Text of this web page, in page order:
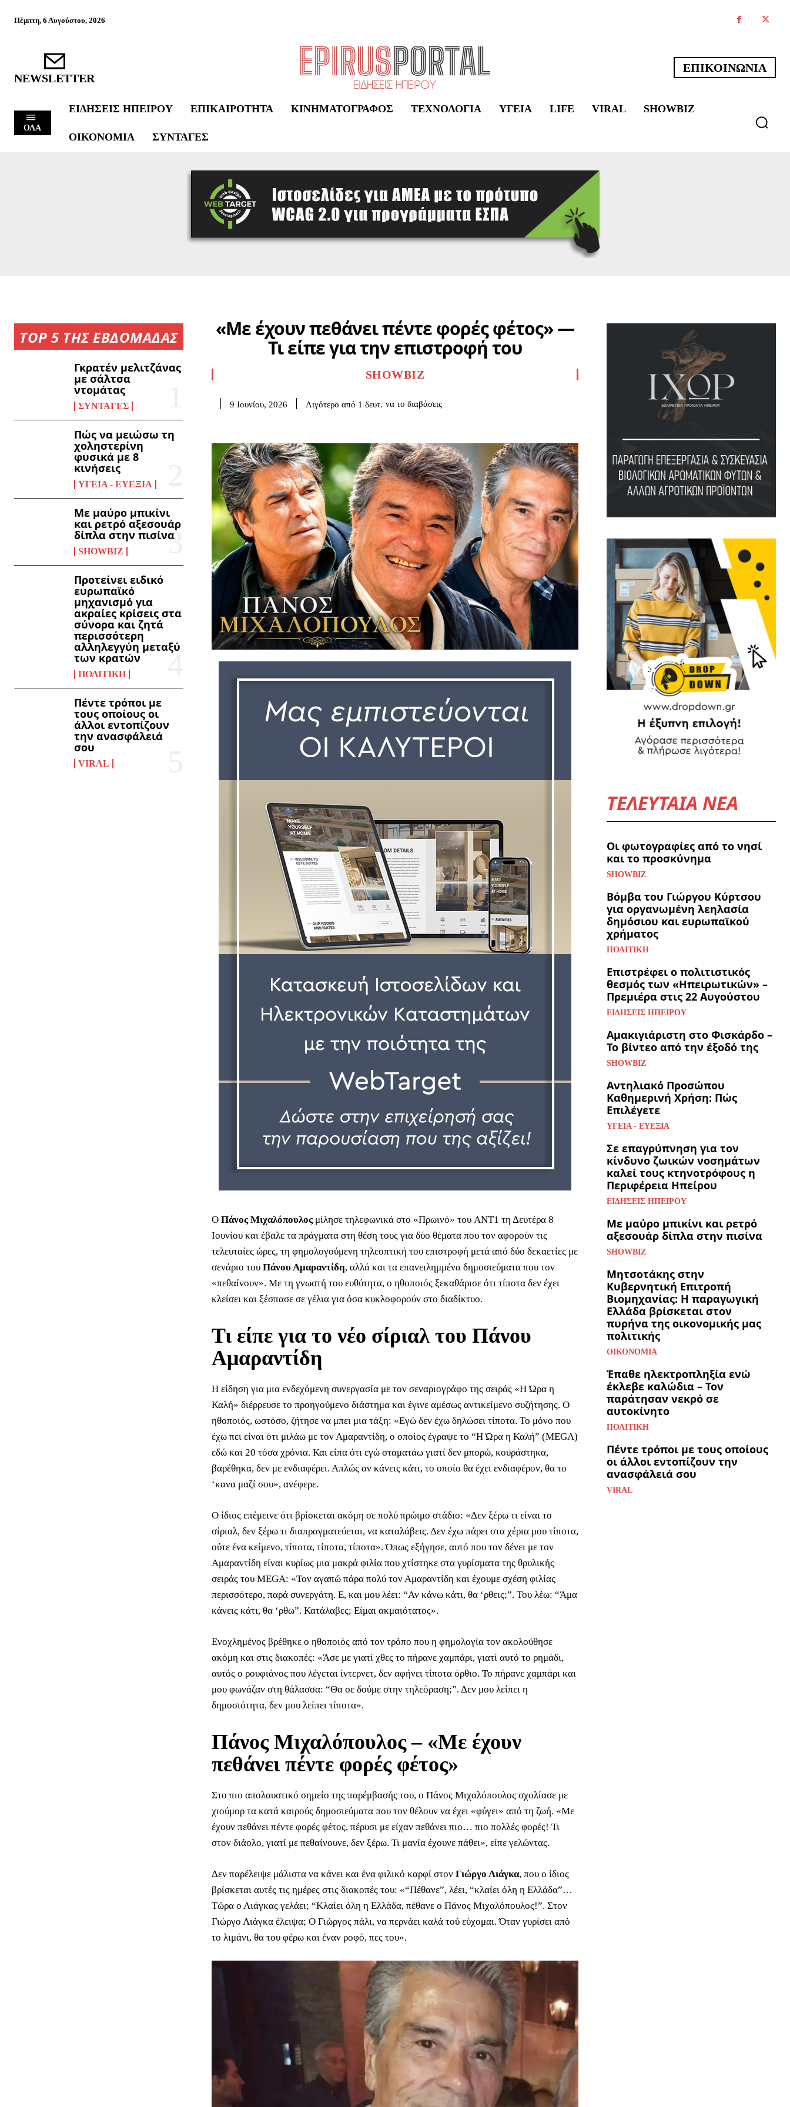
Πέμπτη, 6 Αυγούστου, 2026
NEWSLETTER
ΕΠΙΚΟΙΝΩΝΙΑ
ΟΛΑ
ΕΙΔΉΣΕΙΣ ΗΠΕΊΡΟΥ ΕΠΙΚΑΙΡΌΤΗΤΑ ΚΙΝΗΜΑΤΟΓΡΆΦΟΣ ΤΕΧΝΟΛΟΓΊΑ ΥΓΕΊΑ LIFE VIRAL SHOWBIZ
ΟΙΚΟΝΟΜΊΑ ΣΥΝΤΑΓΈΣ
TOP 5 ΤΗΣ ΕΒΔΟΜΑΔΑΣ
Γκρατέν μελιτζάνας
με σάλτσα
ντομάτας
ΣΥΝΤΑΓΈΣ
Πώς να μειώσω τη
χοληστερίνη
φυσικά με 8
κινήσεις
ΥΓΕΊΑ - ΕΥΕΞΊΑ
Με μαύρο μπικίνι
και ρετρό αξεσουάρ
δίπλα στην πισίνα
SHOWBIZ
Προτείνει ειδικό
ευρωπαϊκό
μηχανισμό για
ακραίες κρίσεις στα
σύνορα και ζητά
περισσότερη
αλληλεγγύη μεταξύ
των κρατών
ΠΟΛΙΤΙΚΉ
Πέντε τρόποι με
τους οποίους οι
άλλοι εντοπίζουν
την ανασφάλειά
σου
VIRAL
«Με έχουν πεθάνει πέντε φορές φέτος» —
Τι είπε για την επιστροφή του
SHOWBIZ
9 Ιουνίου, 2026 Λιγότερο από 1 δευτ. να το διαβάσεις
Ο Πάνος Μιχαλόπουλος μίλησε τηλεφωνικά στο «Πρωινό» του ANT1 τη Δευτέρα 8
Ιουνίου και έβαλε τα πράγματα στη θέση τους για δύο θέματα που τον αφορούν τις
τελευταίες ώρες, τη φημολογούμενη τηλεοπτική του επιστροφή μετά από δύο δεκαετίες με
σενάριο του Πάνου Αμαραντίδη, αλλά και τα επανειλημμένα δημοσιεύματα που τον
«πεθαίνουν». Με τη γνωστή του ευθύτητα, ο ηθοποιός ξεκαθάρισε ότι τίποτα δεν έχει
κλείσει και ξέσπασε σε γέλια για όσα κυκλοφορούν στο διαδίκτυο.
Τι είπε για το νέο σίριαλ του Πάνου
Αμαραντίδη
Η είδηση για μια ενδεχόμενη συνεργασία με τον σεναριογράφο της σειράς «Η Ώρα η
Καλή» διέρρευσε το προηγούμενο διάστημα και έγινε αμέσως αντικείμενο συζήτησης. Ο
ηθοποιός, ωστόσο, ζήτησε να μπει μια τάξη: «Εγώ δεν έχω δηλώσει τίποτα. Το μόνο που
έχω πει είναι ότι μιλάω με τον Αμαραντίδη, ο οποίος έγραψε το “Η Ώρα η Καλή” (MEGA)
εδώ και 20 τόσα χρόνια. Και είπα ότι εγώ σταματάω γιατί δεν μπορώ, κουράστηκα,
βαρέθηκα, δεν με ενδιαφέρει. Απλώς αν κάνεις κάτι, το οποίο θα έχει ενδιαφέρον, θα το
‘κανα μαζί σου», ανέφερε.
Ο ίδιος επέμεινε ότι βρίσκεται ακόμη σε πολύ πρώιμο στάδιο: «Δεν ξέρω τι είναι το
σίριαλ, δεν ξέρω τι διαπραγματεύεται, να καταλάβεις. Δεν έχω πάρει στα χέρια μου τίποτα,
ούτε ένα κείμενο, τίποτα, τίποτα, τίποτα». Όπως εξήγησε, αυτό που τον δένει με τον
Αμαραντίδη είναι κυρίως μια μακρά φιλία που χτίστηκε στα γυρίσματα της θρυλικής
σειράς του MEGA: «Τον αγαπώ πάρα πολύ τον Αμαραντίδη και έχουμε σχέση φιλίας
περισσότερο, παρά συνεργάτη. Ε, και μου λέει: “Αν κάνω κάτι, θα ‘ρθεις;”. Του λέω: “Άμα
κάνεις κάτι, θα ‘ρθω”. Κατάλαβες; Είμαι ακμαιότατος».
Ενοχλημένος βρέθηκε ο ηθοποιός από τον τρόπο που η φημολογία τον ακολούθησε
ακόμη και στις διακοπές: «Άσε με γιατί χθες το πήρανε χαμπάρι, γιατί αυτό το ρημάδι,
αυτός ο ρουφιάνος που λέγεται ίντερνετ, δεν αφήνει τίποτα όρθιο. Το πήρανε χαμπάρι και
μου φωνάζαν στη θάλασσα: “Θα σε δούμε στην τηλεόραση;”. Δεν μου λείπει η
δημοσιότητα, δεν μου λείπει τίποτα».
Πάνος Μιχαλόπουλος – «Με έχουν
πεθάνει πέντε φορές φέτος»
Στο πιο απολαυστικό σημείο της παρέμβασής του, ο Πάνος Μιχαλόπουλος σχολίασε με
χιούμορ τα κατά καιρούς δημοσιεύματα που τον θέλουν να έχει «φύγει» από τη ζωή. «Με
έχουν πεθάνει πέντε φορές φέτος, πέρυσι με είχαν πεθάνει πιο… πιο πολλές φορές! Τι
στον διάολο, γιατί με πεθαίνουνε, δεν ξέρω. Τι μανία έχουνε πάθει», είπε γελώντας.
Δεν παρέλειψε μάλιστα να κάνει και ένα φιλικό καρφί στον Γιώργο Λιάγκα, που ο ίδιος
βρίσκεται αυτές τις ημέρες στις διακοπές του: «“Πέθανε”, λέει, “κλαίει όλη η Ελλάδα”…
Τώρα ο Λιάγκας γελάει; “Κλαίει όλη η Ελλάδα, πέθανε ο Πάνος Μιχαλόπουλος!”. Στον
Γιώργο Λιάγκα έλειψα; Ο Γιώργος πάλι, να περνάει καλά τού εύχομαι. Όταν γυρίσει από
το λιμάνι, θα του φέρω και έναν ροφό, πες του».
ΤΕΛΕΥΤΑΙΑ ΝΕΑ
Οι φωτογραφίες από το νησί
και το προσκύνημα
SHOWBIZ
Βόμβα του Γιώργου Κύρτσου
για οργανωμένη λεηλασία
δημόσιου και ευρωπαϊκού
χρήματος
ΠΟΛΙΤΙΚΉ
Επιστρέφει ο πολιτιστικός
θεσμός των «Ηπειρωτικών» –
Πρεμιέρα στις 22 Αυγούστου
ΕΙΔΉΣΕΙΣ ΗΠΕΊΡΟΥ
Αμακιγιάριστη στο Φισκάρδο –
Το βίντεο από την έξοδό της
SHOWBIZ
Αντηλιακό Προσώπου
Καθημερινή Χρήση: Πώς
Επιλέγετε
ΥΓΕΊΑ - ΕΥΕΞΊΑ
Σε επαγρύπνηση για τον
κίνδυνο ζωικών νοσημάτων
καλεί τους κτηνοτρόφους η
Περιφέρεια Ηπείρου
ΕΙΔΉΣΕΙΣ ΗΠΕΊΡΟΥ
Με μαύρο μπικίνι και ρετρό
αξεσουάρ δίπλα στην πισίνα
SHOWBIZ
Μητσοτάκης στην
Κυβερνητική Επιτροπή
Βιομηχανίας: Η παραγωγική
Ελλάδα βρίσκεται στον
πυρήνα της οικονομικής μας
πολιτικής
ΟΙΚΟΝΟΜΊΑ
Έπαθε ηλεκτροπληξία ενώ
έκλεβε καλώδια – Τον
παράτησαν νεκρό σε
αυτοκίνητο
ΠΟΛΙΤΙΚΉ
Πέντε τρόποι με τους οποίους
οι άλλοι εντοπίζουν την
ανασφάλειά σου
VIRAL